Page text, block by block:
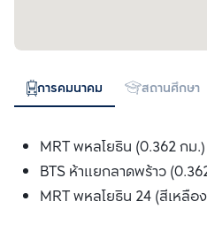
การคมนาคม สถานศึกษา
MRT พหลโยธิน (0.362 กม.)
BTS ห้าแยกลาดพร้าว
MRT พหลโยธิน 24 (สีเหลือ